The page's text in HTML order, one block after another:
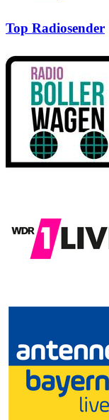
Top Radiosender